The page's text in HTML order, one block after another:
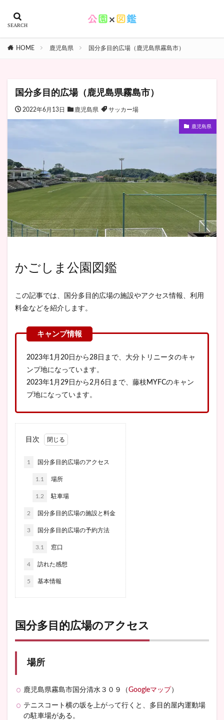
HOME 鹿児島県 国分多目的広場（鹿児島県霧島市）
国分多目的広場（鹿児島県霧島市）
2022年6月13日 鹿児島県 サッカー場
鹿児島県
かごしま公園図鑑
この記事では、国分多目的広場の施設やアクセス情報、利用
料金などを紹介します。
2023年1月20日から28日まで、大分トリニータのキャ
ンプ地になっています。
2023年1月29日から2月6日まで、藤枝MYFCのキャン
プ地になっています。
目次
1 国分多目的広場のアクセス
1.1 場所
1.2 駐車場
2 国分多目的広場の施設と料金
3 国分多目的広場の予約方法
3.1 窓口
4 訪れた感想
5 基本情報
国分多目的広場のアクセス
場所
鹿児島県霧島市国分清水３０９（Googleマップ ）
テニスコート横の坂を上がって行くと、多目的屋内運動場
の駐車場がある。